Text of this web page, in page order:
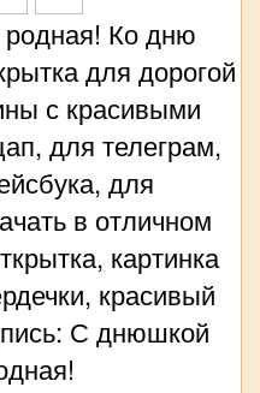
Ко дню
для дорогой
с красивыми
для телеграм,
для
в отличном
картинка
красивый
С днюшкой